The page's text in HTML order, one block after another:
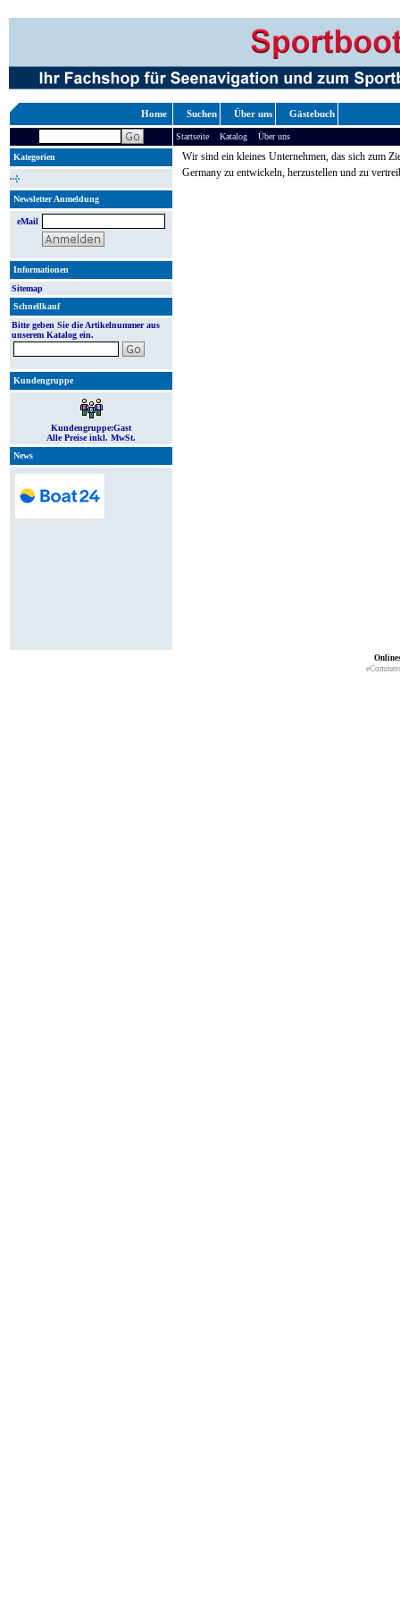
Home Suchen Über uns Gästebuch
Startseite » Katalog » Über uns
Kategorien
Newsletter Anmeldung
eMail
Informationen
Sitemap
Schnellkauf
Bitte geben Sie die Artikelnummer aus
unserem Katalog ein.
Kundengruppe
Kundengruppe:Gast
Alle Preise inkl. MwSt.
News
Wir sind ein kleines Unternehmen, das sich zum
Germany zu entwickeln, herzustellen und zu